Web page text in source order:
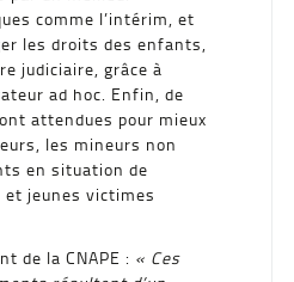
comme l’intérim, et
les droits des enfants,
judiciaire, grâce à
ad hoc. Enfin, de
attendues pour mieux
les mineurs non
en situation de
jeunes victimes
de la CNAPE : « Ces